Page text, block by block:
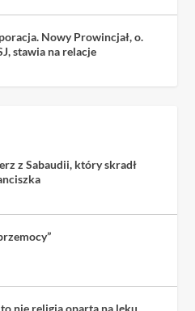
Nowy Prowincjał, o.
stawia na relacje
z Sabaudii, który skradł